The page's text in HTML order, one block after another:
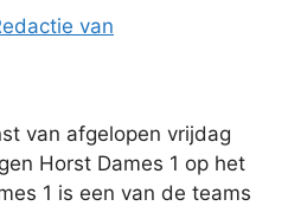
van
van afgelopen vrijdag
Horst Dames 1 op het
1 is een van de teams